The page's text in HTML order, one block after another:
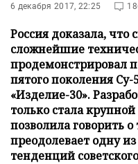
6 декабря 2017, 22:25
Россия доказала, что
сложнейшие
продемонстрировал
пятого поколения Су-
«Изделие-30».
только стала
позволила говорить о
преодолевает одну
тенденций